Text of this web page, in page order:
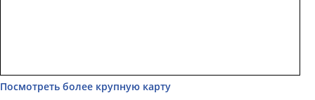
Посмотреть более крупную карту